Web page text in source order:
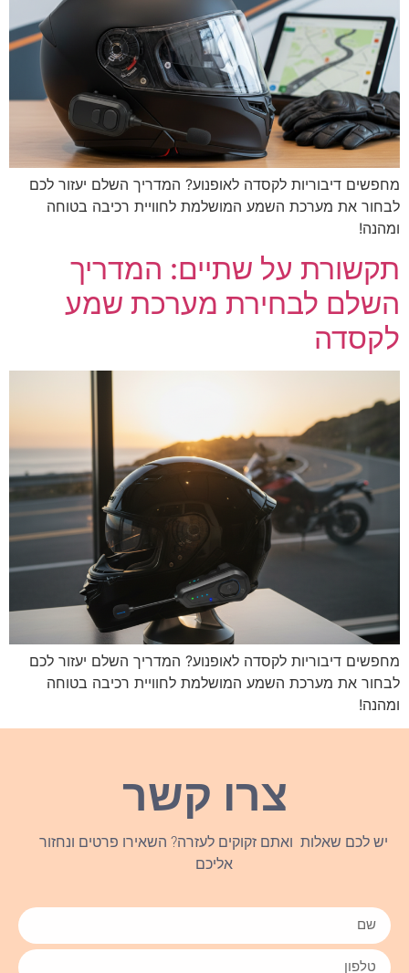
מחפשים דיבוריות לקסדה לאופנוע? המדריך השלם יעזור לכם
לבחור את מערכת השמע המושלמת לחוויית רכיבה בטוחה
ומהנה!
תקשורת על שתיים: המדריך
השלם לבחירת מערכת שמע
לקסדה
מחפשים דיבוריות לקסדה לאופנוע? המדריך השלם יעזור לכם
לבחור את מערכת השמע המושלמת לחוויית רכיבה בטוחה
ומהנה!
צרו קשר
יש לכם שאלות ואתם זקוקים לעזרה? השאירו פרטים ונחזור
אליכם